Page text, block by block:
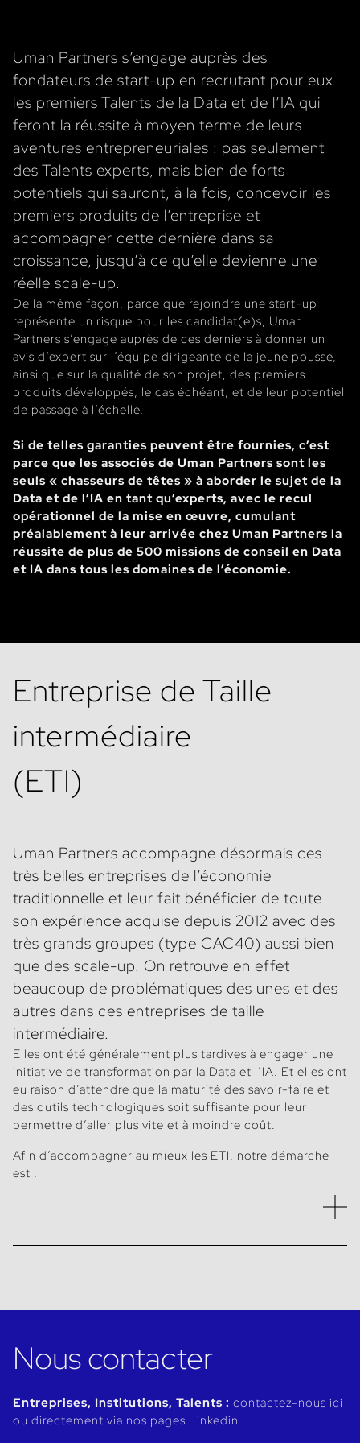
Accompagner très étroitement notre C
Talentstout au long de ce processus. L’alignement
théorique initial des décideurs doit passer l’épreuve
de la réalité concrète vécue par les rencontres entre
candidat(e)s et décideurs. C’est le rôle de Uman
Partners de faciliter la convergence recherchée.
Uman Partners s’engage auprès des
fondateurs de start-up en recrutant pour eux
les premiers Talents de la Data et de l’IA qui
feront la réussite à moyen terme de leurs
aventures entrepreneuriales : pas seulement
des Talents experts, mais bien de forts
potentiels qui sauront, à la fois, concevoir les
premiers produits de l’entreprise et
accompagner cette dernière dans sa
croissance, jusqu’à ce qu’elle devienne une
réelle scale-up.
De la même façon, parce que rejoindre une start-up
représente un risque pour les candidat(e)s, Uman
Partners s’engage auprès de ces derniers à donner un
avis d’expert sur l’équipe dirigeante de la jeune pousse,
ainsi que sur la qualité de son projet, des premiers
produits développés, le cas échéant, et de leur potentiel
de passage à l’échelle.
Si de telles garanties peuvent être fournies, c’est
parce que les associés de Uman Partners sont les
seuls « chasseurs de têtes » à aborder le sujet de la
Data et de l’IA en tant qu’experts, avec le recul
opérationnel de la mise en œuvre, cumulant
préalablement à leur arrivée chez Uman Partners la
réussite de plus de 500 missions de conseil en Data
et IA dans tous les domaines de l’économie.
Entreprise de Taille
intermédiaire
(ETI)
Uman Partners accompagne désormais ces
très belles entreprises de l’économie
traditionnelle et leur fait bénéficier de toute
son expérience acquise depuis 2012 avec des
très grands groupes (type CAC40) aussi bien
que des scale-up. On retrouve en effet
beaucoup de problématiques des unes et des
autres dans ces entreprises de taille
intermédiaire.
Elles ont été généralement plus tardives à engager une
initiative de transformation par la Data et l’IA. Et elles ont
eu raison d’attendre que la maturité des savoir-faire et
des outils technologiques soit suffisante pour leur
permettre d’aller plus vite et à moindre coût.
Afin d’accompagner au mieux les ETI, notre démarche
est :
compétences techniques (Cloud/Architecture, Data
possible par notre recul, notre expertise et notre vécu
diverses dans leurs initiatives Data & IA.
De porter haut la marque employeur IA/Data de
Nous contacter
Entreprises, Institutions, Talents : contactez-nous ici
ou directement via nos pages Linkedin